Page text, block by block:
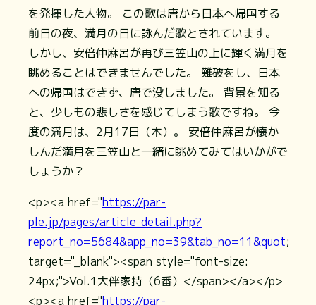
を発揮した人物。 この歌は唐から日本へ帰国する
前日の夜、満月の日に詠んだ歌とされています。
しかし、安倍仲麻呂が再び三笠山の上に輝く満月を
眺めることはできませんでした。 難破をし、日本
への帰国はできず、唐で没しました。 背景を知る
と、少しもの悲しさを感じてしまう歌ですね。 今
度の満月は、2月17日（木）。 安倍仲麻呂が懐か
しんだ満月を三笠山と一緒に眺めてみてはいかがで
しょうか？
<p><a href="https://par-
ple.jp/pages/article_detail.php?
report_no=5684&app_no=39&tab_no=11&quot;
target="_blank"><span style="font-size:
24px;">Vol.1大伴家持（6番）</span></a></p>
<p><a href="https://par-